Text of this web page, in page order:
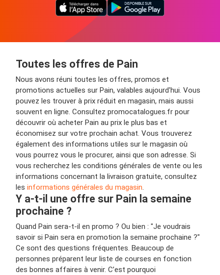
Toutes les offres de Pain
Nous avons réuni toutes les offres, promos et
promotions actuelles sur Pain, valables aujourd'hui. Vous
pouvez les trouver à prix réduit en magasin, mais aussi
souvent en ligne. Consultez promocatalogues.fr pour
découvrir où acheter Pain au prix le plus bas et
économisez sur votre prochain achat. Vous trouverez
également des informations utiles sur le magasin où
vous pourrez vous le procurer, ainsi que son adresse. Si
vous recherchez les conditions générales de vente ou les
informations concernant la livraison gratuite, consultez
les informations générales du magasin
Y a-t-il une offre sur Pain la semaine
prochaine ?
Quand Pain sera-t-il en promo ? Ou bien : "Je voudrais
savoir si Pain sera en promotion la semaine prochaine ?"
Ce sont des questions fréquentes. Beaucoup de
personnes préparent leur liste de courses en fonction
des bonnes affaires à venir. C’est pourquoi